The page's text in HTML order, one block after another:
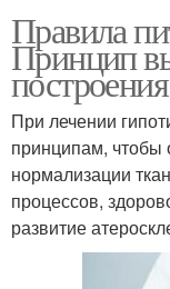
Правила
Принцип
При лечении
принципам, чтобы
нормализации
процессов,
развитие